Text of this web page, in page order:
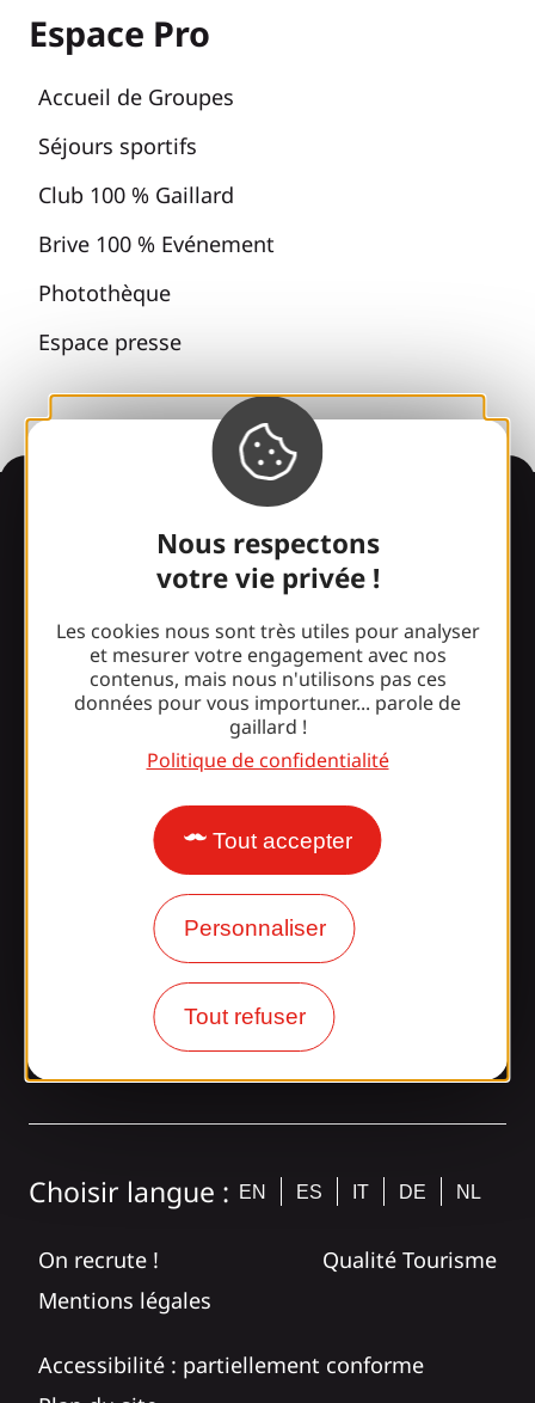
Nous respectons
votre vie privée !
Les cookies nous sont très utiles pour analyser
et mesurer votre engagement avec nos
contenus, mais nous n'utilisons pas ces
données pour vous importuner... parole de
gaillard !
Politique de confidentialité
Tout accepter
Personnaliser
Tout refuser
Espace Pro
Accueil de Groupes
Séjours sportifs
Club 100 % Gaillard
Brive 100 % Evénement
Photothèque
Espace presse
Informations
Surpris par notre design ?
Nos horaires d'ouverture
Accès et transports
Rejoignez la
bande Gaillarde !
Choisir langue : EN ES IT DE NL
On recrute !
Qualité Tourisme
Mentions légales
Accessibilité : partiellement conforme